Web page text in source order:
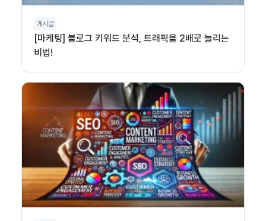
게시글
[마케팅] 블로그 키워드 분석, 트래픽을 2배로 늘리는
비법!